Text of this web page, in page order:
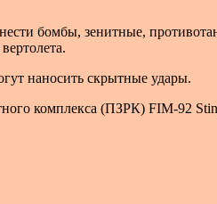
бомбы, зенитные,
наносить скрытные удары.
комплекса (ПЗРК) FIM-92